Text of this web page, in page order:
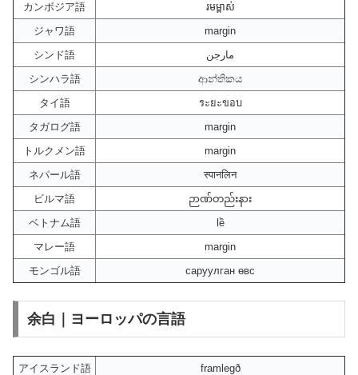
カンボジア語
រមម្ពាស់
ジャワ語
margin
シンド語
مارجن
シンハラ語
ආන්තිකය
タイ語
ระยะขอบ
タガログ語
margin
トルクメン語
margin
ネパール語
स्पानलिन
ビルマ語
ဉာဏ်တည်းနား
ベトナム語
lề
マレー語
margin
モンゴル語
саруулган өвс
余白｜ヨーロッパの言語
アイスランド語
framlegð